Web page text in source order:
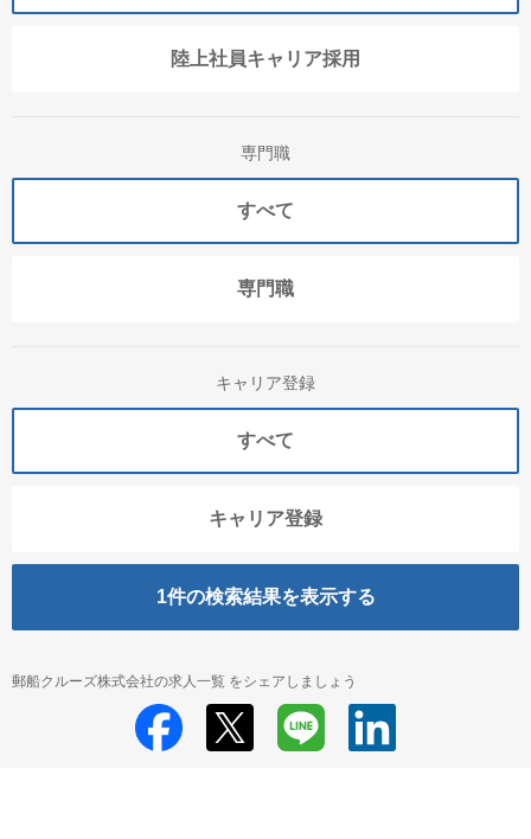
陸上社員キャリア採用
専門職
すべて
専門職
キャリア登録
すべて
キャリア登録
1件の検索結果を表示する
郵船クルーズ株式会社の求人一覧 をシェアしましょう